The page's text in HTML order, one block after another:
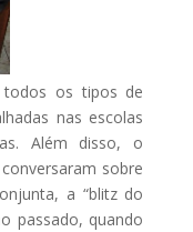
todos os tipos de
nas escolas
Além disso, o
sobre
a “blitz do
passado, quando